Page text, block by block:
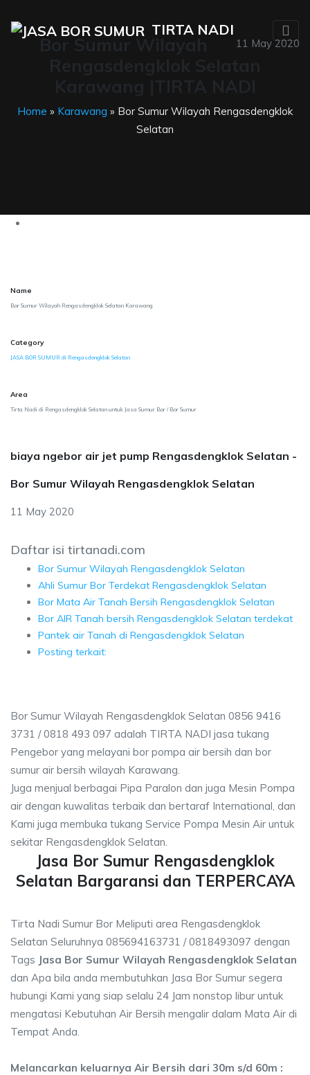
TIRTA NADI
11 May 2020
Home » Karawang » Bor Sumur Wilayah Rengasdengklok
Selatan
Name
Bor Sumur Wilayah Rengasdengklok Selatan Karawang
Category
JASA BOR SUMUR di Rengasdengklok Selatan
Area
Tirta Nadi di Rengasdengklok Selatan untuk Jasa Sumur Bor / Bor Sumur
biaya ngebor air jet pump Rengasdengklok Selatan -
Bor Sumur Wilayah Rengasdengklok Selatan
11 May 2020
Daftar isi tirtanadi.com
Bor Sumur Wilayah Rengasdengklok Selatan
Ahli Sumur Bor Terdekat Rengasdengklok Selatan
Bor Mata Air Tanah Bersih Rengasdengklok Selatan
Bor AIR Tanah bersih Rengasdengklok Selatan terdekat
Pantek air Tanah di Rengasdengklok Selatan
Posting terkait:
Bor Sumur Wilayah Rengasdengklok Selatan 0856 9416
3731 / 0818 493 097 adalah TIRTA NADI jasa tukang
Pengebor yang melayani bor pompa air bersih dan bor
sumur air bersih wilayah Karawang.
Juga menjual berbagai Pipa Paralon dan juga Mesin Pompa
air dengan kuwalitas terbaik dan bertaraf International, dan
Kami juga membuka tukang Service Pompa Mesin Air untuk
sekitar Rengasdengklok Selatan.
Jasa Bor Sumur Rengasdengklok
Selatan Bargaransi dan TERPERCAYA
Tirta Nadi Sumur Bor Meliputi area Rengasdengklok
Selatan Seluruhnya 085694163731 / 0818493097 dengan
Tags Jasa Bor Sumur Wilayah Rengasdengklok Selatan
dan Apa bila anda membutuhkan Jasa Bor Sumur segera
hubungi Kami yang siap selalu 24 Jam nonstop libur untuk
mengatasi Kebutuhan Air Bersih mengalir dalam Mata Air di
Tempat Anda.
Melancarkan keluarnya Air Bersih dari 30m s/d 60m :